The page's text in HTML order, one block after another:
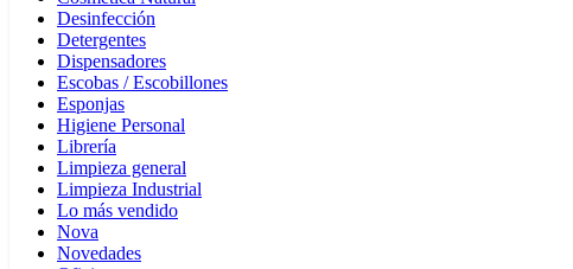
Desinfección
Detergentes
Dispensadores
Escobas / Escobillones
Esponjas
Higiene Personal
Librería
Limpieza general
Limpieza Industrial
Lo más vendido
Nova
Novedades